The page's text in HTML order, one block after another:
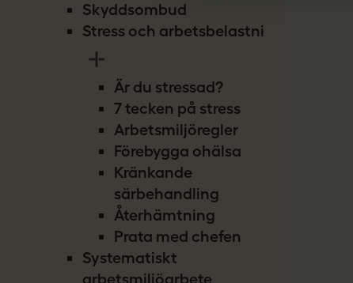
Skyddsombud
Stress och arbetsbelastning
Är du stressad?
7 tecken på stress
Arbetsmiljöregler
Förebygga ohälsa
Kränkande
särbehandling
Återhämtning
Prata med chefen
Systematiskt
arbetsmiljöarbete